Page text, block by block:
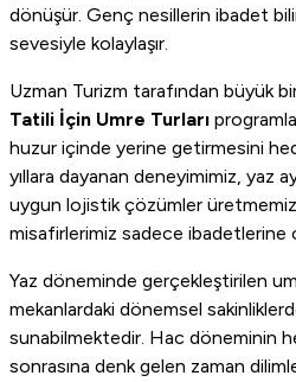
dönüşür. Genç nesillerin ibadet
sevesiyle kolaylaşır.
Uzman Turizm tarafından büyük
Tatili İçin Umre Turları
huzur içinde yerine getirmesini
yıllara dayanan deneyimimiz, yaz
uygun lojistik çözümler
misafirlerimiz sadece ibadetlerine
Yaz döneminde gerçekleştirilen
mekanlardaki dönemsel
sunabilmektedir. Hac döneminin
sonrasına denk gelen zaman